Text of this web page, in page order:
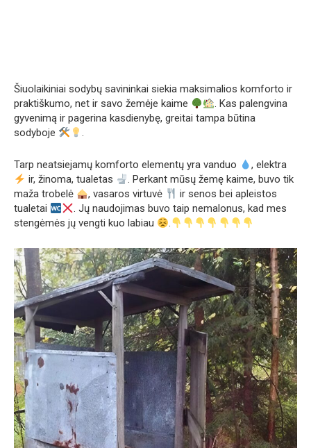
Šiuolaikiniai sodybų savininkai siekia maksimalios komforto ir
praktiškumo, net ir savo žemėje kaime
. Kas palengvina
gyvenimą ir pagerina kasdienybę, greitai tampa būtina
sodyboje
.
Tarp neatsiejamų komforto elementų yra vanduo
, elektra
ir, žinoma, tualetas
. Perkant mūsų žemę kaime, buvo tik
maža trobelė
, vasaros virtuvė
ir senos bei apleistos
tualetai
. Jų naudojimas buvo taip nemalonus, kad mes
stengėmės jų vengti kuo labiau
.